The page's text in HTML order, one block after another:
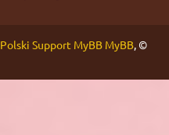
Polski Support MyBB MyBB, ©